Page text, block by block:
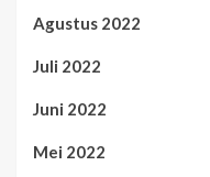
Agustus 2022
Juli 2022
Juni 2022
Mei 2022